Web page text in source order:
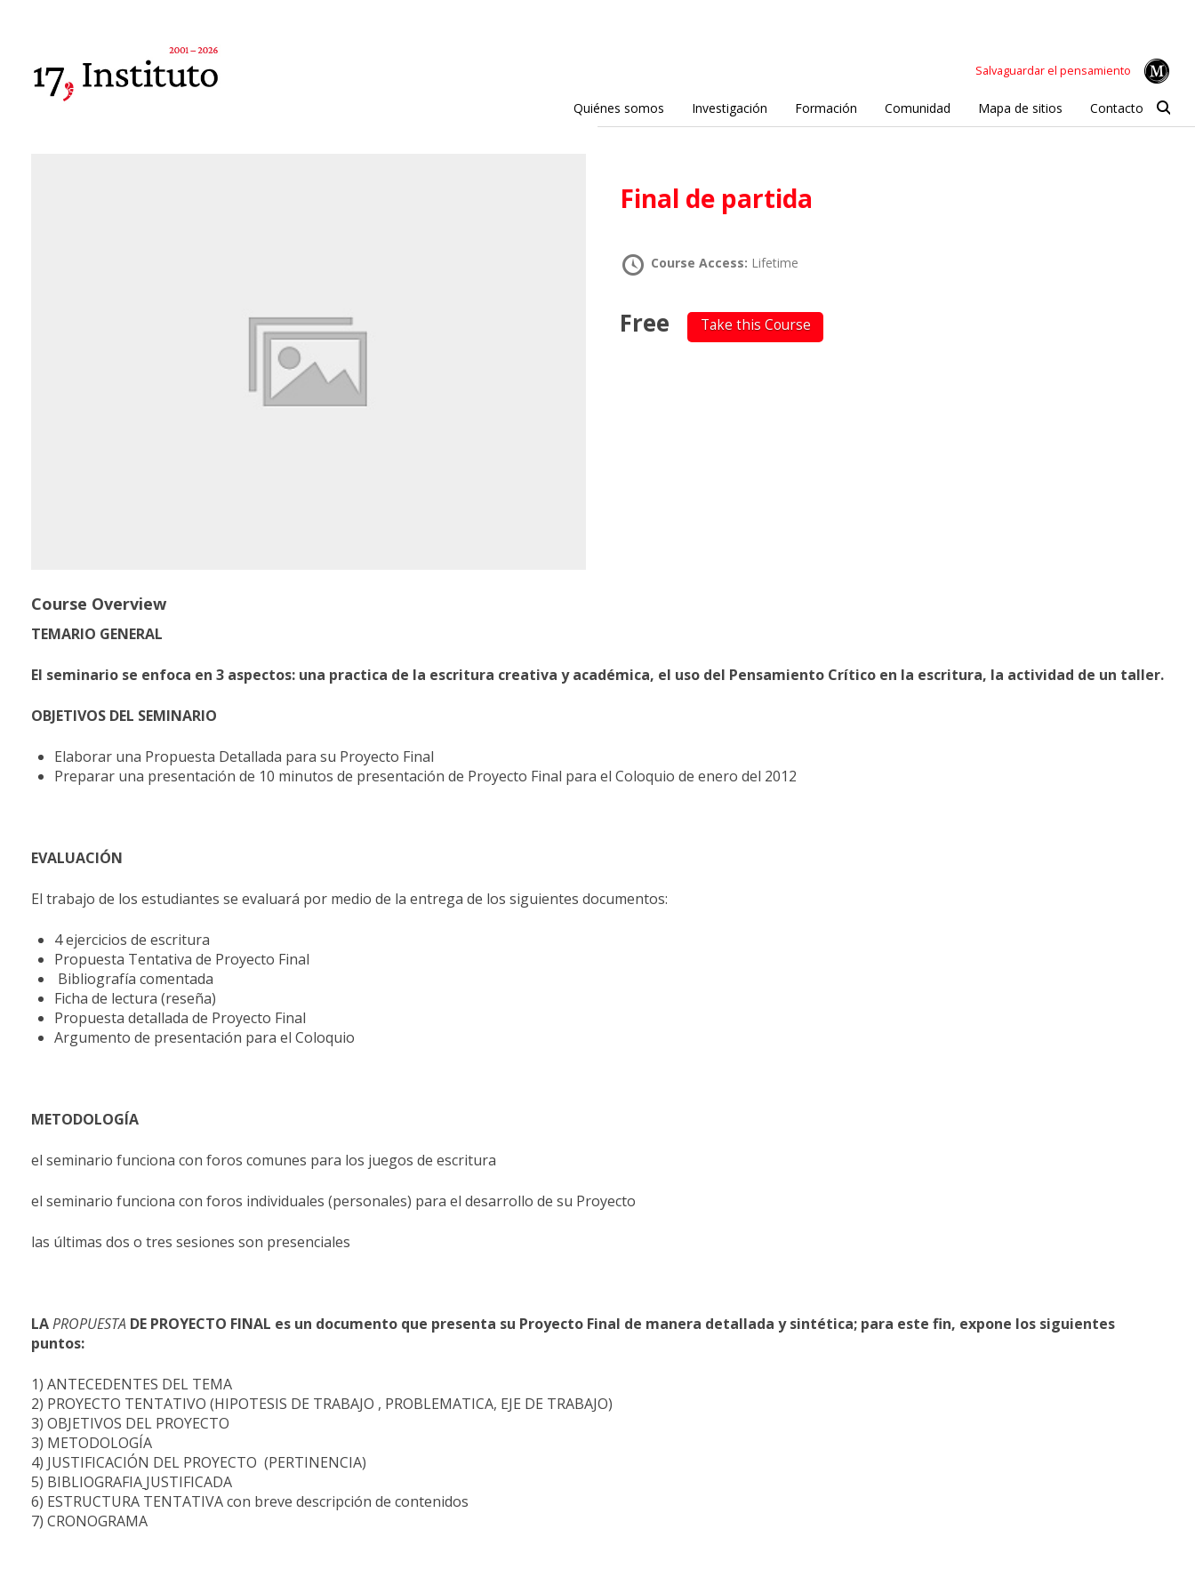
Salvaguardar el pensamiento
Quiénes somos Investigación Formación Comunidad Mapa de sitios Contacto
Final de partida
Course Access: Lifetime
Free Take this Course
Course Overview
TEMARIO GENERAL
El seminario se enfoca en 3 aspectos: una practica de la escritura creativa y académica, el uso del Pensamiento Crítico en la escritura, la actividad de un taller.
OBJETIVOS DEL SEMINARIO
Elaborar una Propuesta Detallada para su Proyecto Final
Preparar una presentación de 10 minutos de presentación de Proyecto Final para el Coloquio de enero del 2012
EVALUACIÓN
El trabajo de los estudiantes se evaluará por medio de la entrega de los siguientes documentos:
4 ejercicios de escritura
Propuesta Tentativa de Proyecto Final
Bibliografía comentada
Ficha de lectura (reseña)
Propuesta detallada de Proyecto Final
Argumento de presentación para el Coloquio
METODOLOGÍA
el seminario funciona con foros comunes para los juegos de escritura
el seminario funciona con foros individuales (personales) para el desarrollo de su Proyecto
las últimas dos o tres sesiones son presenciales
LAPROPUESTA DE PROYECTO FINAL es un documento que presenta su Proyecto Final de manera detallada y sintética; para este fin, expone los siguientes
puntos:
1) ANTECEDENTES DEL TEMA
2) PROYECTO TENTATIVO (HIPOTESIS DE TRABAJO , PROBLEMATICA, EJE DE TRABAJO)
3) OBJETIVOS DEL PROYECTO
3) METODOLOGÍA
4) JUSTIFICACIÓN DEL PROYECTO (PERTINENCIA)
5) BIBLIOGRAFIA JUSTIFICADA
6) ESTRUCTURA TENTATIVA con breve descripción de contenidos
7) CRONOGRAMA